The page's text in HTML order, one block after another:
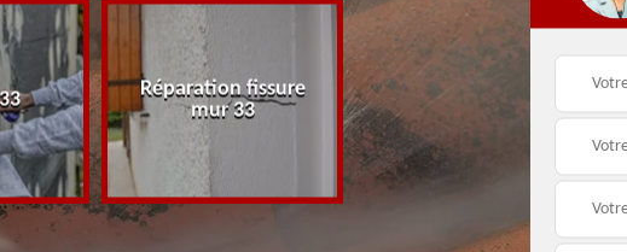
Réparation fissure
mur 33
Peintre rénovation
boiserie, bois 33